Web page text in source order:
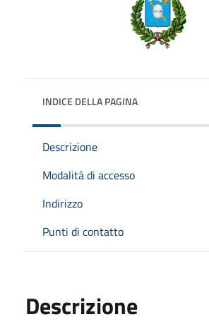
INDICE DELLA PAGINA
Descrizione
Modalità di accesso
Indirizzo
Punti di contatto
Descrizione